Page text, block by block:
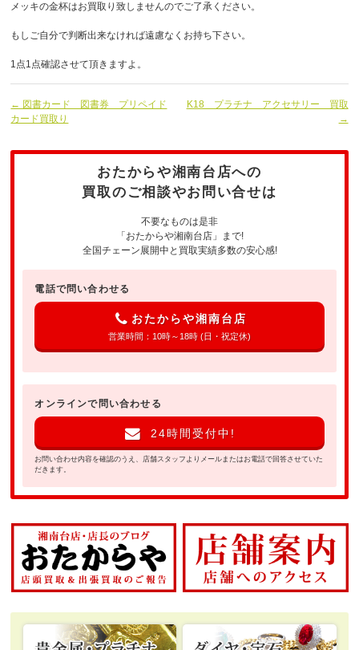
メッキの金杯はお買取り致しませんのでご了承ください。
もしご自分で判断出来なければ遠慮なくお持ち下さい。
1点1点確認させて頂きますよ。
← 図書カード 図書券 プリペイド
カード買取り
K18 プラチナ アクセサリー 買取
→
おたからや湘南台店への
買取のご相談やお問い合せは
不要なものは是非
「おたからや湘南台店」まで!
全国チェーン展開中と買取実績多数の安心感!
電話で問い合わせる
おたからや湘南台店
営業時間：10時～18時 (日・祝定休)
オンラインで問い合わせる
24時間受付中!
お問い合わせ内容を確認のうえ、店舗スタッフよりメールまたはお電話で回答させていた
だきます。